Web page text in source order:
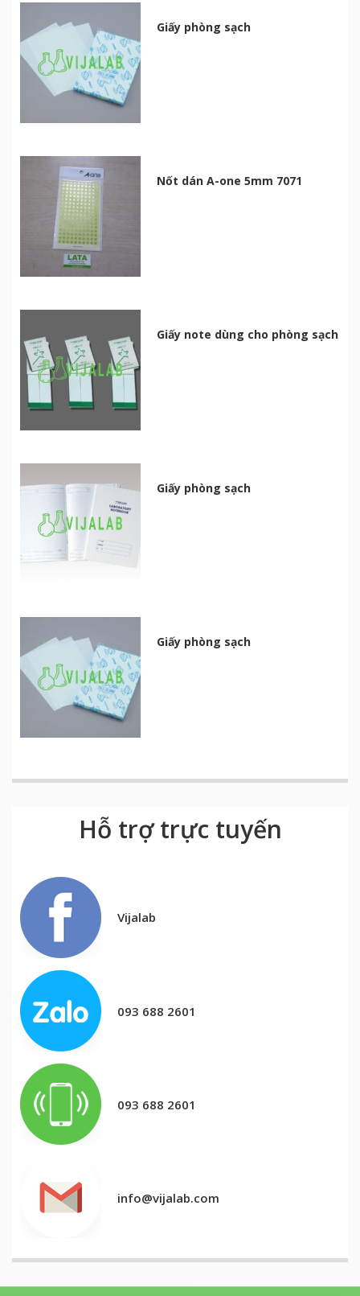
Giấy phòng sạch
Nốt dán A-one 5mm 7071
Giấy note dùng cho phòng sạch
Giấy phòng sạch
Giấy phòng sạch
Hỗ trợ trực tuyến
Vijalab
093 688 2601
093 688 2601
info@vijalab.com